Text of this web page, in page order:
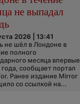
не выпадал
2026 | 13:41
не шёл в Лондоне в
полного
месяца впервые
года, сообщает портал
Ранее издание Mirror
со ссылкой на...